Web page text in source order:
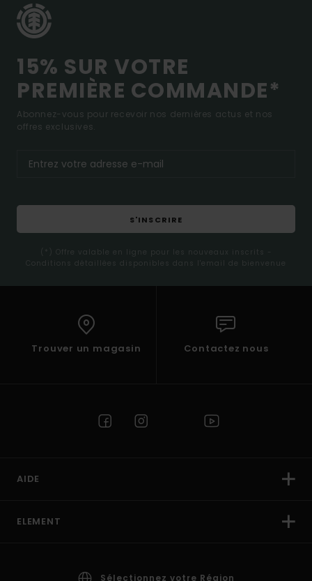
15% SUR VOTRE
PREMIÈRE COMMANDE*
Abonnez-vous pour recevoir nos dernières actus et nos
offres exclusives.
S'INSCRIRE
(*) Offre valable en ligne pour les nouveaux inscrits -
Conditions détaillées disponibles dans l'email de bienvenue
Trouver un magasin Contactez nous
AIDE
ELEMENT
Sélectionnez votre Région